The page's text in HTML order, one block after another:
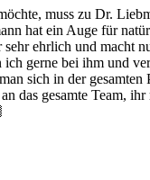
muss zu Dr.
hat ein Auge für
ehrlich und macht
ich gerne bei ihm und
sich in der gesamten
das gesamte Team,